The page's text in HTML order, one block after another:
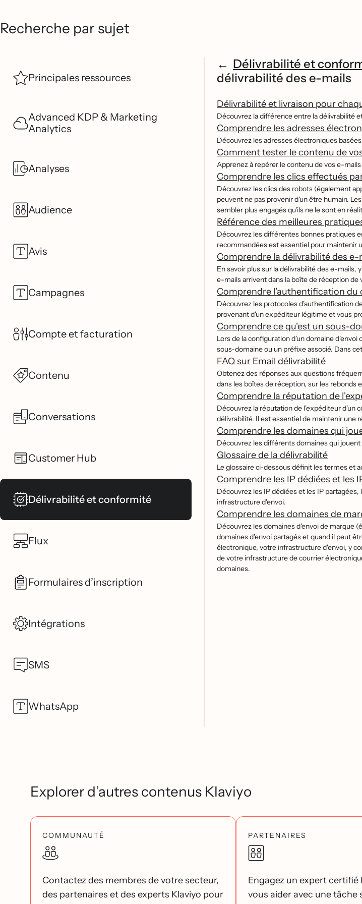
Recherche par sujet
Principales ressources
Advanced KDP & Marketing
Analytics
Analyses
Audience
Avis
Campagnes
Compte et facturation
Contenu
Conversations
Customer Hub
Délivrabilité et conformité
Flux
Formulaires d’inscription
Intégrations
SMS
WhatsApp
Délivrabilité et
délivrabilité des e-mails
Délivrabilité et livraison pour
Découvrez la différence entre la délivrabilité
Comprendre les adresses
Découvrez les adresses électroniques
Comment tester le contenu de
Apprenez à repérer le contenu de vos e-
Comprendre les clics effectués
Découvrez les clics des robots (également
peuvent ne pas provenir d'un être humain.
sembler plus engagés qu'ils ne le sont en
Référence des meilleures
Découvrez les différentes bonnes pratiques
recommandées est essentiel pour maintenir
Comprendre la délivrabilité des e-
En savoir plus sur la délivrabilité des e-
e-mails arrivent dans la boîte de réception de
Comprendre l'authentification du
Découvrez les protocoles d'authentification
provenant d'un expéditeur légitime et vous
Comprendre ce qu'est un sous-
Lors de la configuration d'un domaine
sous-domaine ou un préfixe associé. Dans
FAQ sur Email délivrabilité
Obtenez des réponses aux questions
dans les boîtes de réception, sur les rebonds
Comprendre la réputation de
Découvrez la réputation de l'expéditeur d'un
délivrabilité. Il est essentiel de maintenir une
Comprendre les domaines qui
Découvrez les différents domaines qui
Glossaire de la délivrabilité
Le glossaire ci-dessous définit les termes et
Comprendre les IP dédiées et les
Découvrez les IP dédiées et les IP
infrastructure d'envoi.
Comprendre les domaines de
Découvrez les domaines d'envoi de marque
domaines d'envoi partagés et quand il peut
électronique, votre infrastructure d'envoi, y
de votre infrastructure de courrier
domaines.
Explorer d’autres contenus Klaviyo
COMMUNAUTÉ
Contactez des membres de votre secteur,
des partenaires et des experts Klaviyo pour
PARTENAIRES
Engagez un expert certifié
vous aider avec une tâche